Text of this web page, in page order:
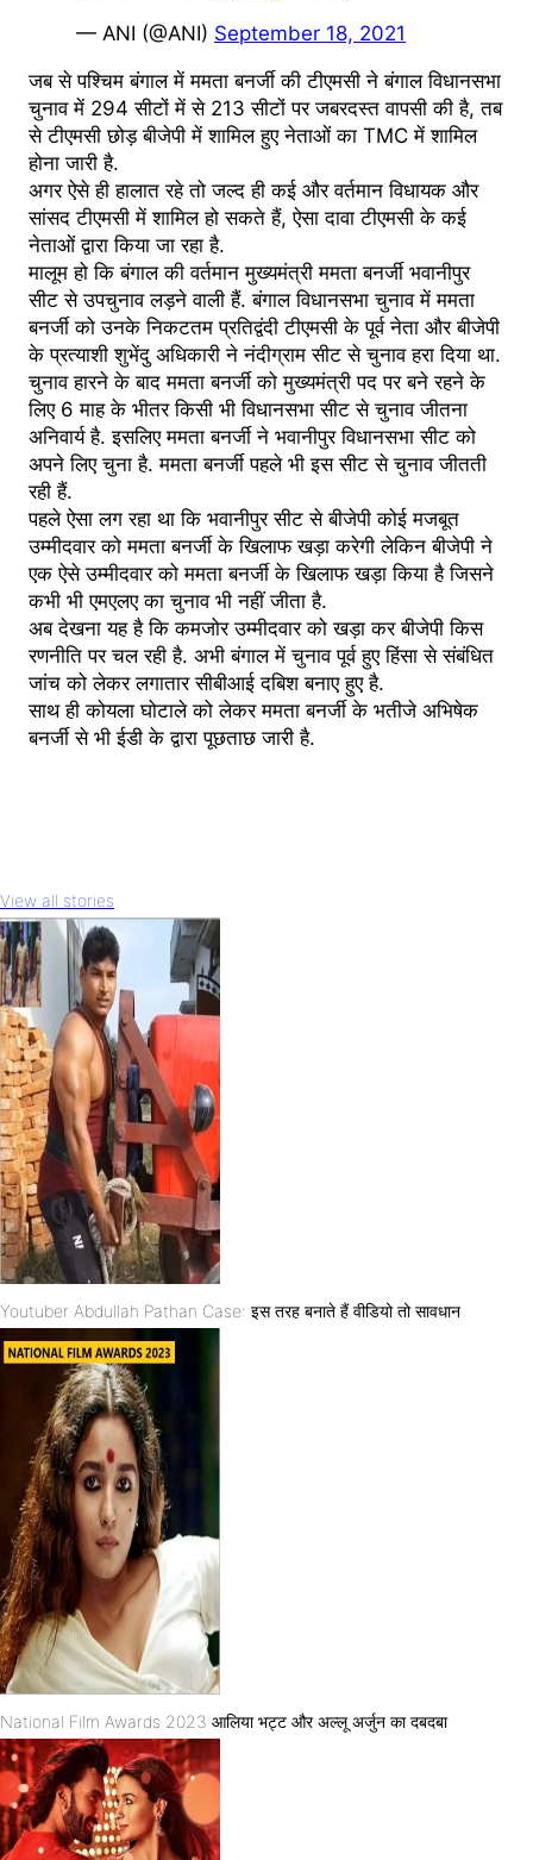
— ANI (@ANI) September 18, 2021
जब से पश्चिम बंगाल में ममता बनर्जी की टीएमसी ने बंगाल विधानसभा
चुनाव में 294 सीटों में से 213 सीटों पर जबरदस्त वापसी की है, तब
से टीएमसी छोड़ बीजेपी में शामिल हुए नेताओं का TMC में शामिल
होना जारी है.
अगर ऐसे ही हालात रहे तो जल्द ही कई और वर्तमान विधायक और
सांसद टीएमसी में शामिल हो सकते हैं, ऐसा दावा टीएमसी के कई
नेताओं द्वारा किया जा रहा है.
मालूम हो कि बंगाल की वर्तमान मुख्यमंत्री ममता बनर्जी भवानीपुर
सीट से उपचुनाव लड़ने वाली हैं. बंगाल विधानसभा चुनाव में ममता
बनर्जी को उनके निकटतम प्रतिद्वंदी टीएमसी के पूर्व नेता और बीजेपी
के प्रत्याशी शुभेंदु अधिकारी ने नंदीग्राम सीट से चुनाव हरा दिया था.
चुनाव हारने के बाद ममता बनर्जी को मुख्यमंत्री पद पर बने रहने के
लिए 6 माह के भीतर किसी भी विधानसभा सीट से चुनाव जीतना
अनिवार्य है. इसलिए ममता बनर्जी ने भवानीपुर विधानसभा सीट को
अपने लिए चुना है. ममता बनर्जी पहले भी इस सीट से चुनाव जीतती
रही हैं.
पहले ऐसा लग रहा था कि भवानीपुर सीट से बीजेपी कोई मजबूत
उम्मीदवार को ममता बनर्जी के खिलाफ खड़ा करेगी लेकिन बीजेपी ने
एक ऐसे उम्मीदवार को ममता बनर्जी के खिलाफ खड़ा किया है जिसने
कभी भी एमएलए का चुनाव भी नहीं जीता है.
अब देखना यह है कि कमजोर उम्मीदवार को खड़ा कर बीजेपी किस
रणनीति पर चल रही है. अभी बंगाल में चुनाव पूर्व हुए हिंसा से संबंधित
जांच को लेकर लगातार सीबीआई दबिश बनाए हुए है.
साथ ही कोयला घोटाले को लेकर ममता बनर्जी के भतीजे अभिषेक
बनर्जी से भी ईडी के द्वारा पूछताछ जारी है.
View all stories
Youtuber Abdullah Pathan Case: इस तरह बनाते हैं वीडियो तो सावधान
National Film Awards 2023 आलिया भट्ट और अल्लू अर्जुन का दबदबा